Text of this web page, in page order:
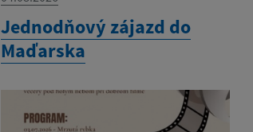
Jednodňový zájazd do
Maďarska